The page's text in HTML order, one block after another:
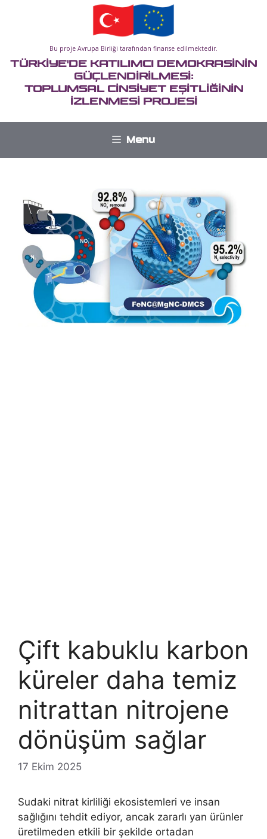
Bu proje Avrupa Birliği tarafından finanse edilmektedir.
TÜRKİYE'DE KATILIMCI DEMOKRASİNİN
GÜÇLENDİRİLMESİ:
TOPLUMSAL CİNSİYET EŞİTLİĞİNİN
İZLENMESİ PROJESİ
Menu
Çift kabuklu karbon
küreler daha temiz
nitrattan nitrojene
dönüşüm sağlar
17 Ekim 2025
Sudaki nitrat kirliliği ekosistemleri ve insan
sağlığını tehdit ediyor, ancak zararlı yan ürünler
üretilmeden etkili bir şekilde ortadan